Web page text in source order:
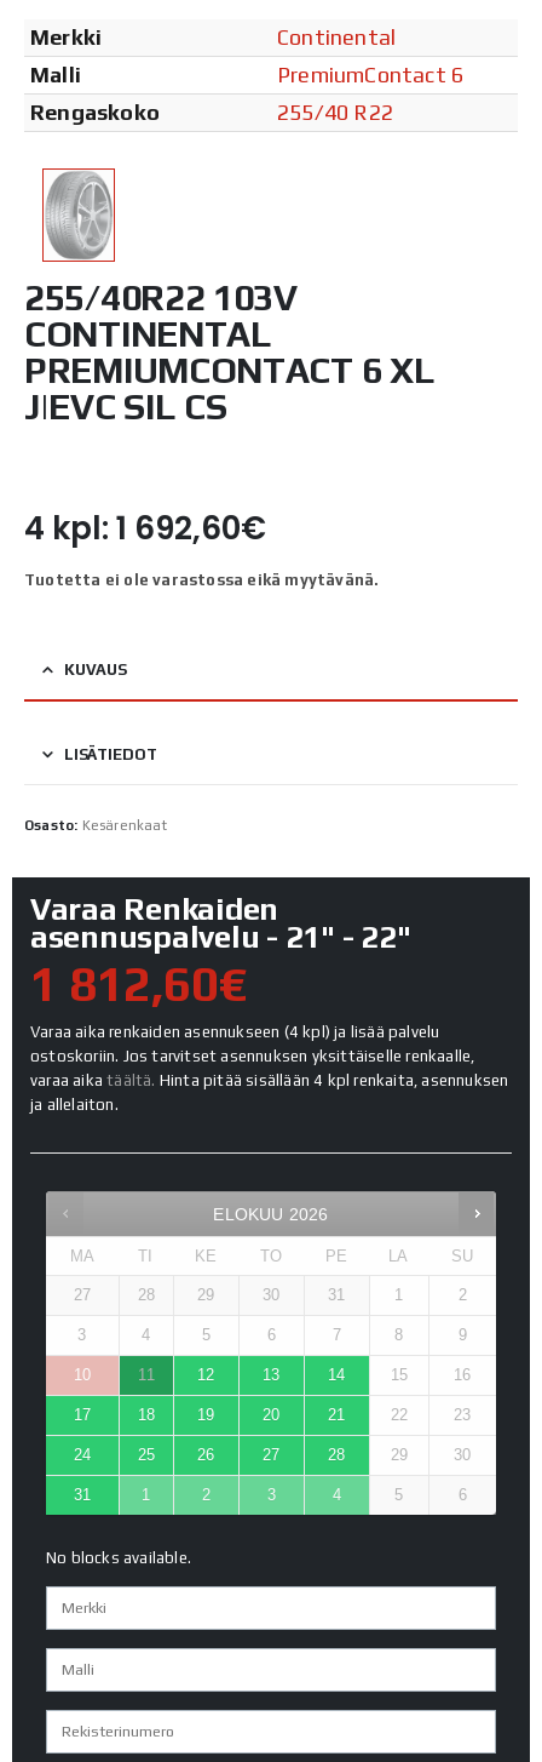
Merkki
Continental
Malli
PremiumContact 6
Rengaskoko
255/40 R22
255/40R22 103V
CONTINENTAL
PREMIUMCONTACT 6 XL
J|EVC SIL CS
4 kpl: 1 692,60€
Tuotetta ei ole varastossa eikä myytävänä.
KUVAUS
LISÄTIEDOT
Osasto: Kesärenkaat
Varaa Renkaiden
asennuspalvelu - 21" - 22"
1 812,60€
Varaa aika renkaiden asennukseen (4 kpl) ja lisää palvelu
ostoskoriin. Jos tarvitset asennuksen yksittäiselle renkaalle,
varaa aikatäältä. Hinta pitää sisällään 4 kpl renkaita, asennuksen
ja allelaiton.
ELOKUU 2026
MA TI KE TO PE LA SU
27 28 29 30 31 1 2
3 4 5 6 7 8 9
10 11 12 13 14 15 16
17 18 19 20 21 22 23
24 25 26 27 28 29 30
31 1 2 3 4 5 6
No blocks available.